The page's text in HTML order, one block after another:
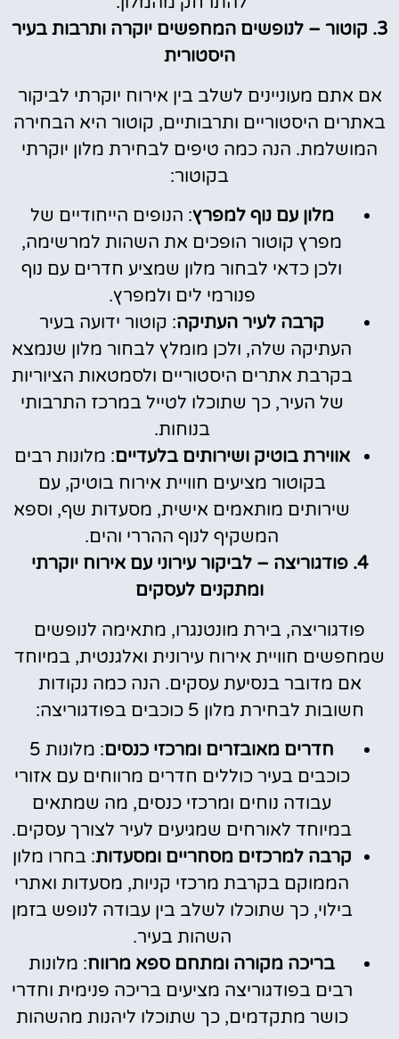
3. קוטור – לנופשים המחפשים יוקרה ותרבות בעיר
היסטורית
אם אתם מעוניינים לשלב בין אירוח יוקרתי לביקור
באתרים היסטוריים ותרבותיים, קוטור היא הבחירה
המושלמת. הנה כמה טיפים לבחירת מלון יוקרתי
בקוטור:
מלון עם נוף למפרץ: הנופים הייחודיים של
מפרץ קוטור הופכים את השהות למרשימה,
ולכן כדאי לבחור מלון שמציע חדרים עם נוף
פנורמי לים ולמפרץ.
קרבה לעיר העתיקה: קוטור ידועה בעיר
העתיקה שלה, ולכן מומלץ לבחור מלון שנמצא
בקרבת אתרים היסטוריים ולסמטאות הציוריות
של העיר, כך שתוכלו לטייל במרכז התרבותי
בנוחות.
אווירת בוטיק ושירותים בלעדיים: מלונות רבים
בקוטור מציעים חוויית אירוח בוטיק, עם
שירותים מותאמים אישית, מסעדות שף, וספא
המשקיף לנוף ההררי והים.
4. פודגוריצה – לביקור עירוני עם אירוח יוקרתי
ומתקנים לעסקים
פודגוריצה, בירת מונטנגרו, מתאימה לנופשים
שמחפשים חוויית אירוח עירונית ואלגנטית, במיוחד
אם מדובר בנסיעת עסקים. הנה כמה נקודות
חשובות לבחירת מלון 5 כוכבים בפודגוריצה:
חדרים מאובזרים ומרכזי כנסים
: מלונות 5
כוכבים בעיר כוללים חדרים מרווחים עם אזורי
עבודה נוחים ומרכזי כנסים, מה שמתאים
במיוחד לאורחים שמגיעים לעיר לצורך עסקים.
קרבה למרכזים מסחריים ומסעדות: בחרו מלון
הממוקם בקרבת מרכזי קניות, מסעדות ואתרי
בילוי, כך שתוכלו לשלב בין עבודה לנופש בזמן
השהות בעיר.
בריכה מקורה ומתחם ספא מרווח: מלונות
רבים בפודגוריצה מציעים בריכה פנימית וחדרי
כושר מתקדמים, כך שתוכלו ליהנות מהשהות